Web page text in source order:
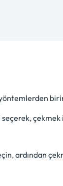
seçerek,
ardından